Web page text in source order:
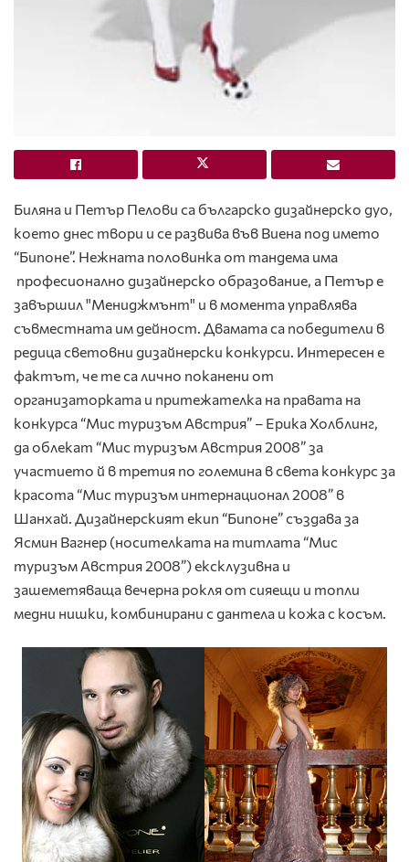
Биляна и Петър Пелови са българско дизайнерско дуо,
което днес твори и се развива във Виена под името
“Бипоне”. Нежната половинка от тандема има
професионално дизайнерско образование, а Петър е
завършил "Мениджмънт" и в момента управлява
съвместната им дейност. Двамата са победители в
редица световни дизайнерски конкурси. Интересен е
фактът, че те са лично поканени от
организаторката и притежателка на правата на
конкурса “Мис туризъм Австрия” – Ерика Холблинг,
да облекат “Мис туризъм Австрия 2008” за
участието й в третия по големина в света конкурс за
красота “Мис туризъм интернационал 2008” в
Шанхай. Дизайнерският екип “Бипоне” създава за
Ясмин Вагнер (носителката на титлата “Мис
туризъм Австрия 2008”) ексклузивна и
зашеметяваща вечерна рокля от сияещи и топли
медни нишки, комбинирани с дантела и кожа с косъм.